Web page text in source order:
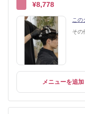
¥8,778
この
その
メニューを追加